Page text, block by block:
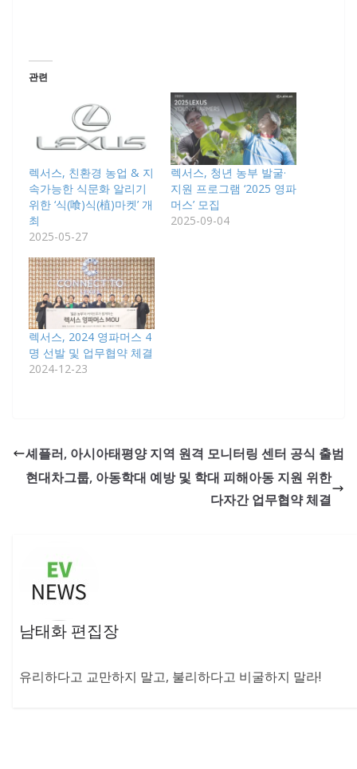
관련
렉서스, 친환경 농업 & 지
속가능한 식문화 알리기
위한 ‘식(喰)식(植)마켓’ 개
최
2025-05-27
렉서스, 청년 농부 발굴·
지원 프로그램 ‘2025 영파
머스’ 모집
2025-09-04
렉서스, 2024 영파머스 4
명 선발 및 업무협약 체결
2024-12-23
셰플러, 아시아태평양 지역 원격 모니터링 센터 공식 출범
현대차그룹, 아동학대 예방 및 학대 피해아동 지원 위한
다자간 업무협약 체결
남태화 편집장
유리하다고 교만하지 말고, 불리하다고 비굴하지 말라!